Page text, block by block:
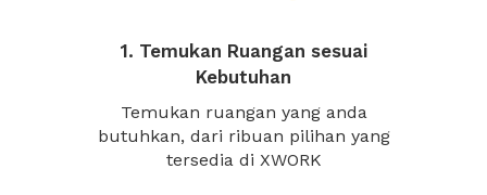
1. Temukan Ruangan sesuai
Kebutuhan
Temukan ruangan yang anda
butuhkan, dari ribuan pilihan yang
tersedia di XWORK